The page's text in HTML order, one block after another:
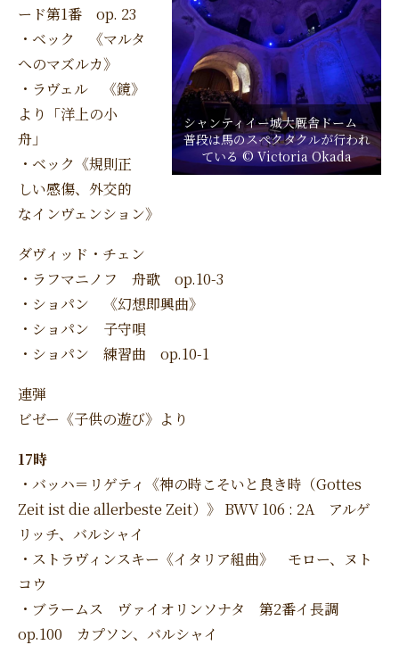
シャンティイー城大厩舎ドーム
普段は馬のスペクタクルが行われ
ている © Victoria Okada
ード第1番 op. 23
・ベック 《マルタ
へのマズルカ》
・ラヴェル 《鏡》
より「洋上の小
舟」
・ベック《規則正
しい感傷、外交的
なインヴェンション》
ダヴィッド・チェン
・ラフマニノフ 舟歌 op.10-3
・ショパン 《幻想即興曲》
・ショパン 子守唄
・ショパン 練習曲 op.10-1
連弾
ビゼー《子供の遊び》より
17時
・バッハ＝リゲティ《神の時こそいと良き時（Gottes
Zeit ist die allerbeste Zeit）》 BWV 106 : 2A アルゲ
リッチ、バルシャイ
・ストラヴィンスキー《イタリア組曲》 モロー、ヌト
コウ
・ブラームス ヴァイオリンソナタ 第2番イ長調
op.100 カプソン、バルシャイ